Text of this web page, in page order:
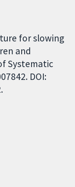
for slowing
and
Systematic
DOI: